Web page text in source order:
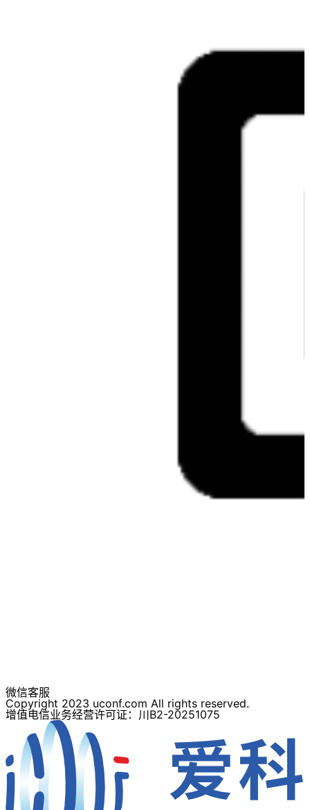
微信客服
Copyright 2023 uconf.com All rights reserved.
增值电信业务经营许可证：川B2-20251075